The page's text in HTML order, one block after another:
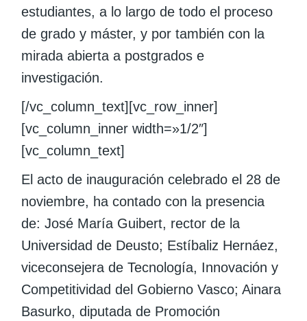
estudiantes, a lo largo de todo el proceso
de grado y máster, y por también con la
mirada abierta a postgrados e
investigación.
[/vc_column_text][vc_row_inner]
[vc_column_inner width=»1/2″]
[vc_column_text]
El acto de inauguración celebrado el 28 de
noviembre, ha contado con la presencia
de: José María Guibert, rector de la
Universidad de Deusto; Estíbaliz Hernáez,
viceconsejera de Tecnología, Innovación y
Competitividad del Gobierno Vasco; Ainara
Basurko, diputada de Promoción